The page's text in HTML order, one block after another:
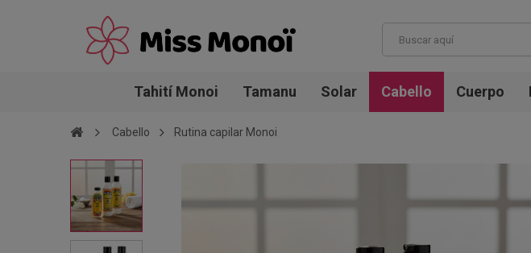
Tahití Monoi Tamanu Solar Cabello Cuerpo
Cabello Rutina capilar Monoi